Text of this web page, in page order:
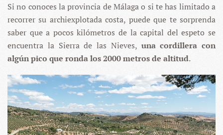
Si no conoces la provincia de Málaga o si te has limitado a
recorrer su archiexplotada costa, puede que te sorprenda
saber que a pocos kilómetros de la capital del espeto se
encuentra la Sierra de las Nieves, una cordillera con
algún pico que ronda los 2000 metros de altitud.